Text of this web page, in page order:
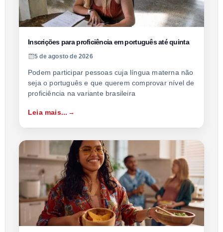
Inscrições para proficiência em português até quinta
5 de agosto de 2026
Podem participar pessoas cuja língua materna não
seja o português e que querem comprovar nível de
proficiência na variante brasileira
Leia mais...